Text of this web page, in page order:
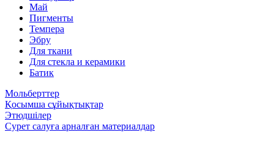
Май
Пигменты
Темпера
Эбру
Для ткани
Для стекла и керамики
Батик
Мольберттер
Қосымша сұйықтықтар
Этюдшілер
Сурет салуға арналған материалдар